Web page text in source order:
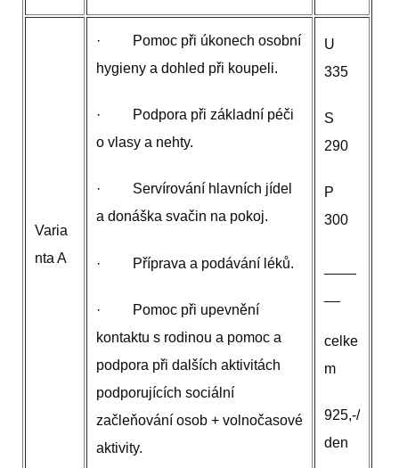
Varia
nta A
· Pomoc při úkonech osobní
hygieny a dohled při koupeli.
· Podpora při základní péči
o vlasy a nehty.
· Servírování hlavních jídel
a donáška svačin na pokoj.
· Příprava a podávání léků.
· Pomoc při upevnění
kontaktu s rodinou a pomoc a
podpora při dalších aktivitách
podporujících sociální
začleňování osob + volnočasové
aktivity.
U
335
S
290
P
300
celke
m
925,-/
den